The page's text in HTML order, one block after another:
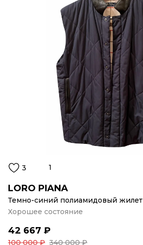
3 1
LORO PIANA
Темно-синий полиамидовый жилет
Хорошее состояние
42 667 ₽
100 000 ₽ 340 000 ₽